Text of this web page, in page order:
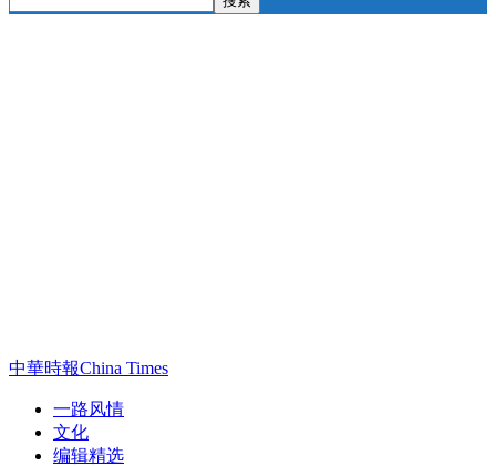
中華時報China Times
一路风情
文化
编辑精选